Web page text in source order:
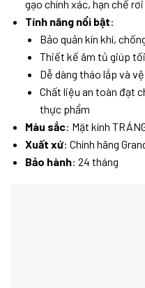
gạo chính xác, hạn chế
Tính năng nổi bật:
Bảo quản kín khí,
Thiết kế âm tủ giúp
Dễ dàng tháo lắp và
Chất liệu an toàn đạt
thực phẩm
Màu sắc: Mặt kính
Xuất xứ: Chính hãng
Bảo hành: 24 tháng